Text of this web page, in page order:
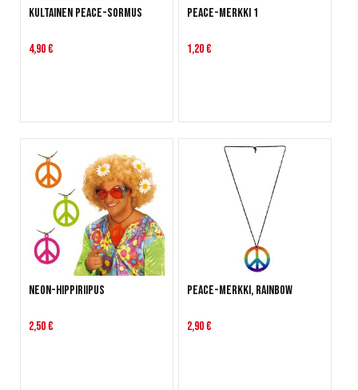
Kultainen Peace-sormus
4,90 €
Peace-merkki 1
1,20 €
Neon-hippiriipus
2,50 €
Peace-merkki, Rainbow
2,90 €